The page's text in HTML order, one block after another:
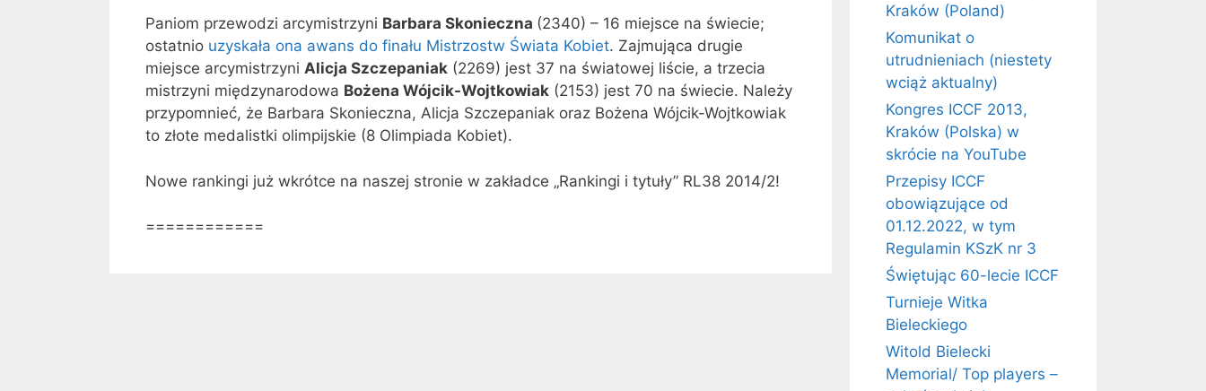
Paniom przewodzi arcymistrzyni Barbara Skonieczna (2340) – 16 miejsce na świecie;
ostatnio uzyskała ona awans do finału Mistrzostw Świata Kobiet. Zajmująca drugie
miejsce arcymistrzyni Alicja Szczepaniak (2269) jest 37 na światowej liście, a trzecia
mistrzyni międzynarodowa Bożena Wójcik-Wojtkowiak (2153) jest 70 na świecie. Należy
przypomnieć, że Barbara Skonieczna, Alicja Szczepaniak oraz Bożena Wójcik-Wojtkowiak
to złote medalistki olimpijskie (8 Olimpiada Kobiet).
Nowe rankingi już wkrótce na naszej stronie w zakładce „Rankingi i tytuły” RL38 2014/2!
============
Kraków (Poland)
Komunikat o
utrudnieniach (niestety
wciąż aktualny)
Kongres ICCF 2013,
Kraków (Polska) w
skrócie na YouTube
Przepisy ICCF
obowiązujące od
01.12.2022, w tym
Regulamin KSzK nr 3
Świętując 60-lecie ICCF
Turnieje Witka
Bieleckiego
Witold Bielecki
Memorial/ Top players –